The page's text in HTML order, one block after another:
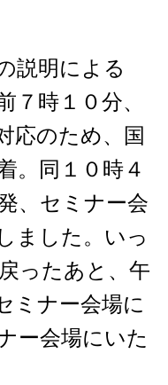
説明による
７時１０分、
応のため、国
。同１０時４
、セミナー会
ました。いっ
ったあと、午
ミナー会場に
ー会場にいた